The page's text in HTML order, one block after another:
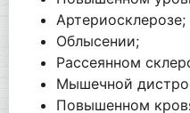
Артериосклерозе;
Облысении;
Рассеянном
Мышечной
Повышенном